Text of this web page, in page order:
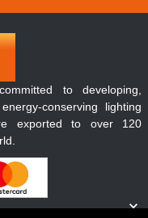
to developing,
conserving lighting
exported to over 120